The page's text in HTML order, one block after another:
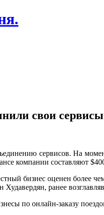
свои
сервисов. На
компании составляют
бизнес оценен
ранее
по онлайн-заказу